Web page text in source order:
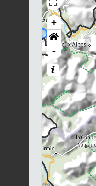
+
-